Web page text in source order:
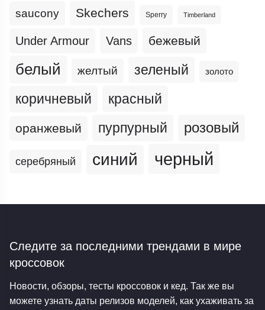
saucony Skechers Sperry Timberland
Under Armour Vans бежевый
белый желтый зеленый золото
коричневый красный
оранжевый пурпурный розовый
серебряный синий черный
Следите за последними трендами в мире
кроссовок
Новости, обзоры, тесты кроссовок и кед. Так же вы
можете узнать даты релизов моделей, как ухаживать за